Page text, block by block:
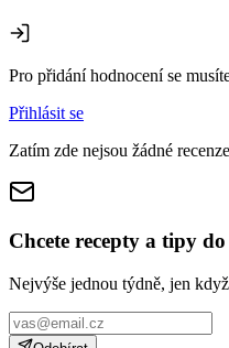
Pro přidání hodnocení se
Přihlásit se
Zatím zde nejsou žádné
Chcete recepty a tipy
Nejvýše jednou týdně, jen